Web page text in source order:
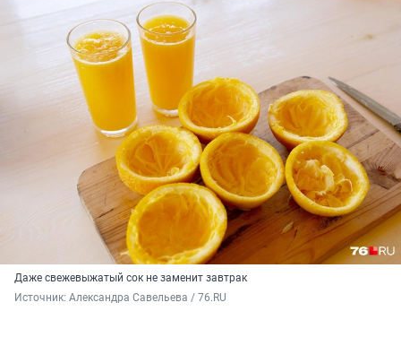
Даже свежевыжатый сок не заменит завтрак
Источник: Александра Савельева / 76.RU